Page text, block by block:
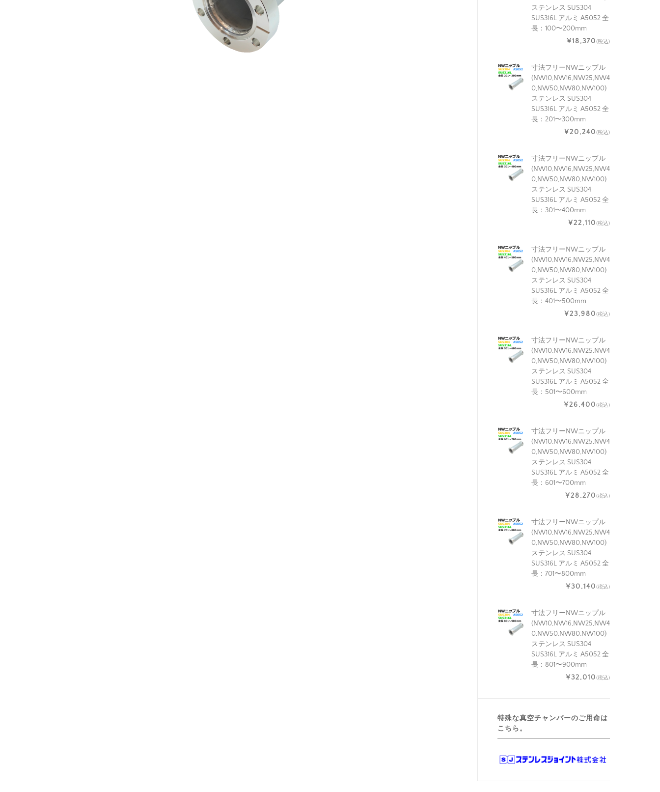
ステンレス SUS304
SUS316L アルミ A5052 全
長：100〜200mm
¥18,370(税込)
寸法フリーNWニップル
(NW10,NW16,NW25,NW4
0,NW50,NW80,NW100)
ステンレス SUS304
SUS316L アルミ A5052 全
長：201〜300mm
¥20,240(税込)
寸法フリーNWニップル
(NW10,NW16,NW25,NW4
0,NW50,NW80,NW100)
ステンレス SUS304
SUS316L アルミ A5052 全
長：301〜400mm
¥22,110(税込)
寸法フリーNWニップル
(NW10,NW16,NW25,NW4
0,NW50,NW80,NW100)
ステンレス SUS304
SUS316L アルミ A5052 全
長：401〜500mm
¥23,980(税込)
寸法フリーNWニップル
(NW10,NW16,NW25,NW4
0,NW50,NW80,NW100)
ステンレス SUS304
SUS316L アルミ A5052 全
長：501〜600mm
¥26,400(税込)
寸法フリーNWニップル
(NW10,NW16,NW25,NW4
0,NW50,NW80,NW100)
ステンレス SUS304
SUS316L アルミ A5052 全
長：601〜700mm
¥28,270(税込)
寸法フリーNWニップル
(NW10,NW16,NW25,NW4
0,NW50,NW80,NW100)
ステンレス SUS304
SUS316L アルミ A5052 全
長：701〜800mm
¥30,140(税込)
寸法フリーNWニップル
(NW10,NW16,NW25,NW4
0,NW50,NW80,NW100)
ステンレス SUS304
SUS316L アルミ A5052 全
長：801〜900mm
¥32,010(税込)
特殊な真空チャンバーのご用命は
こちら。